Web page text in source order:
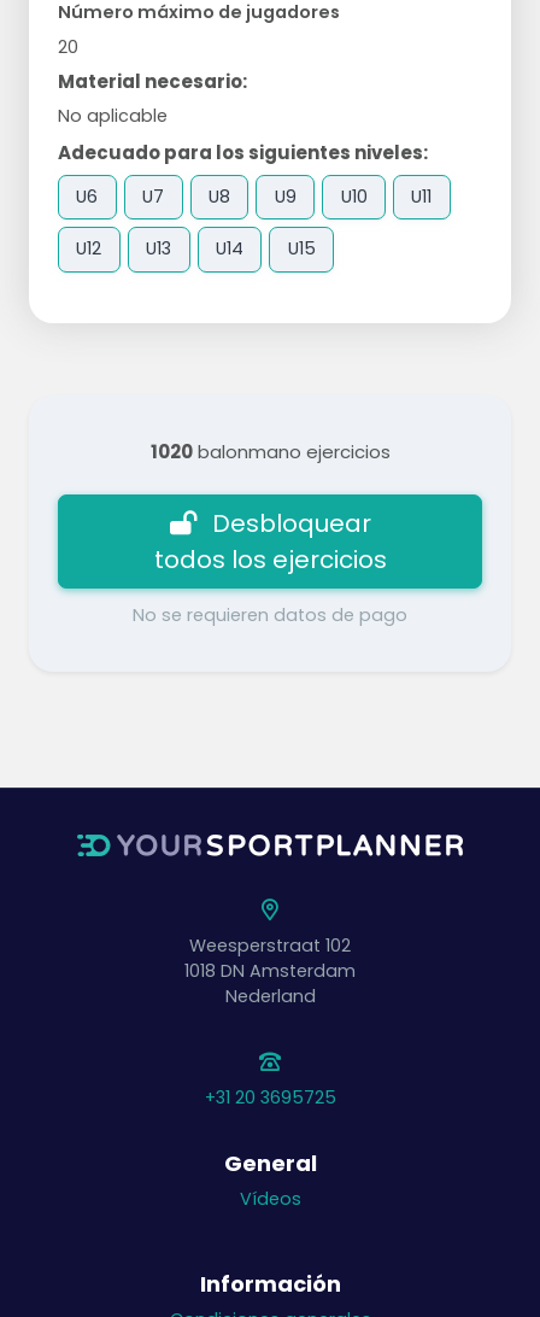
Número máximo de jugadores
20
Material necesario:
No aplicable
Adecuado para los siguientes niveles:
U6 U7 U8 U9 U10 U11
U12 U13 U14 U15
1020balonmano ejercicios
Desbloquear
todos los ejercicios
No se requieren datos de pago
Weesperstraat 102
1018 DN Amsterdam
Nederland
+31 20 3695725
General
Vídeos
Información